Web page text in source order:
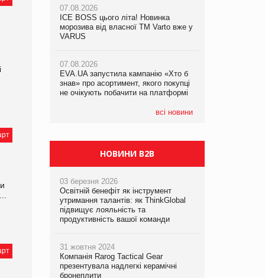
07.08.2026
ICE BOSS цього літа! Новинка
морозива від власної ТМ Varto вже у
VARUS
07.08.2026
EVA.UA запустила кампанію «Хто б
знав» про асортимент, якого покупці
не очікують побачити на платформі
всі новини
06.08.2026
Смачна новинка для хвостатих: у
VARUS з’явилися паучі Varto Paw
05.08.2026
Мережа супермаркетів VARUS купує
мережу магазинів формату
компанія налічуватиме 374 магазини
07.08.2026
Франція заборонила рекламні дзвінки
НОВИНИ B2B
03 березня 2026
Освітній бенефіт як інструмент
утримання талантів: як ThinkGlobal
підвищує лояльність та
продуктивність вашої команди
31 жовтня 2024
Компанія Rarog Tactical Gear
презентувала надлегкі керамічні
бронеплити